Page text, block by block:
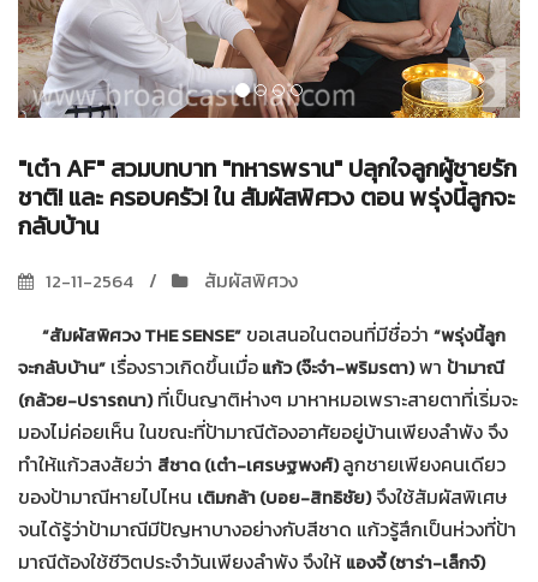
"เต๋า AF" สวมบทบาท "ทหารพราน" ปลุกใจลูกผู้ชายรัก
ชาติ! และ ครอบครัว! ใน สัมผัสพิศวง ตอน พรุ่งนี้ลูกจะ
กลับบ้าน
12-11-2564 สัมผัสพิศวง
“สัมผัสพิศวง THE SENSE” ขอเสนอในตอนที่มีชื่อว่า “พรุ่งนี้ลูก
จะกลับบ้าน” เรื่องราวเกิดขึ้นเมื่อแก้ว (จ๊ะจ๋า-พริมรตา)พา ป้ามาณี
(กล้วย-ปรารถนา)ที่เป็นญาติห่างๆ มาหาหมอเพราะสายตาที่เริ่มจะ
มองไม่ค่อยเห็น ในขณะที่ป้ามาณีต้องอาศัยอยู่บ้านเพียงลำพัง จึง
ทำให้แก้วสงสัยว่า สีชาด (เต๋า-เศรษฐพงศ์)ลูกชายเพียงคนเดียว
ของป้ามาณีหายไปไหน เติมกล้า (บอย-สิทธิชัย)จึงใช้สัมผัสพิเศษ
จนได้รู้ว่าป้ามาณีมีปัญหาบางอย่างกับสีชาด แก้วรู้สึกเป็นห่วงที่ป้า
มาณีต้องใช้ชีวิตประจำวันเพียงลำพัง จึงให้ แองจี้ (ซาร่า-เล็กจ์)